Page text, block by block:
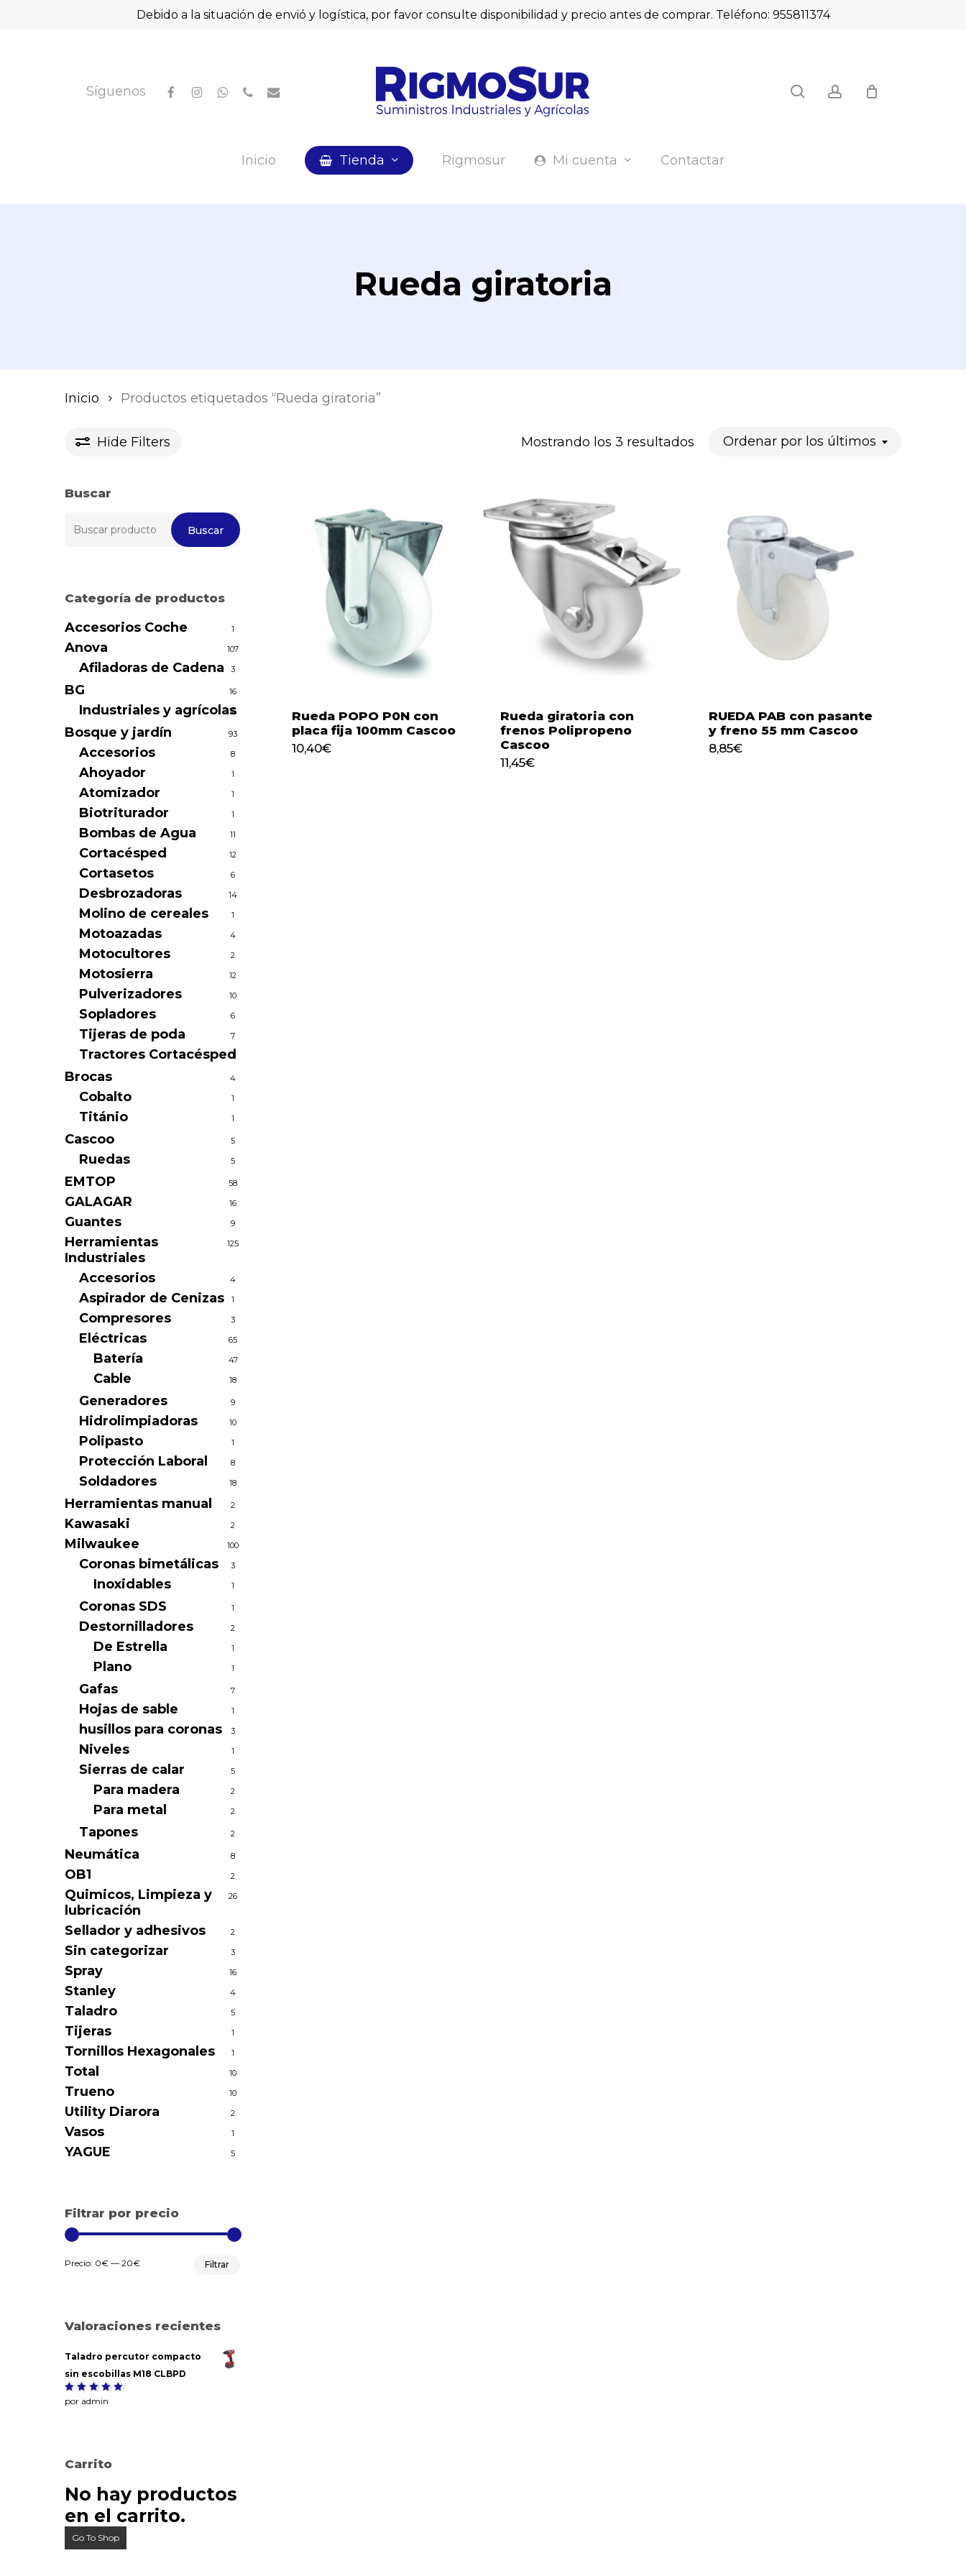
Debido a la situación de envió y logística, por favor consulte disponibilidad y precio antes de comprar. Teléfono: 955811374
Síguenos facebookinstagram
whatsapp
phoneemail
Inicio Tienda Rigmosur Mi cuenta Contactar
Rueda giratoria
Inicio Productos etiquetados “Rueda giratoria”
Hide Filters Mostrando los 3 resultados Ordenado
últimos
Ordenar por los últimos
Buscar
por:
Buscar
Categoría de productos
Accesorios Coche 1
Anova 107
Afiladoras de Cadena 3
BG 16
Industriales y agrícolas
16
Bosque y jardín 93
Accesorios 8
Ahoyador 1
Atomizador 1
Biotriturador 1
Bombas de Agua 11
Cortacésped 12
Cortasetos 6
Desbrozadoras 14
Molino de cereales 1
Motoazadas 4
Motocultores 2
Motosierra 12
Pulverizadores 10
Sopladores 6
Tijeras de poda 7
Tractores Cortacésped1
Brocas 4
Cobalto 1
Titánio 1
Cascoo 5
Ruedas 5
EMTOP 58
GALAGAR 16
Guantes 9
Herramientas
Industriales
125
Accesorios 4
Aspirador de Cenizas 1
Compresores 3
Eléctricas 65
Batería 47
Cable 18
Generadores 9
Hidrolimpiadoras 10
Polipasto 1
Protección Laboral 8
Soldadores 18
Herramientas manual 2
Kawasaki 2
Milwaukee 100
Coronas bimetálicas 3
Inoxidables 1
Coronas SDS 1
Destornilladores 2
De Estrella 1
Plano 1
Gafas 7
Hojas de sable 1
husillos para coronas 3
Niveles 1
Sierras de calar 5
Para madera 2
Para metal 2
Tapones 2
Neumática 8
OB1 2
Quimicos, Limpieza y
lubricación
26
Sellador y adhesivos 2
Sin categorizar 3
Spray 16
Stanley 4
Taladro 5
Tijeras 1
Tornillos Hexagonales 1
Total 10
Trueno 10
Utility Diarora 2
Vasos 1
YAGUE 5
Filtrar por precio
Filtrar
Precio: 0€ — 20€
Valoraciones recientes
Taladro percutor compacto
sin escobillas M18 CLBPD
Valorado
con
por admin
Carrito
No hay productos
en el carrito.
Go To Shop
Rueda POPO P0N con
placa fija 100mm Cascoo
10,40€
Rueda giratoria con
frenos Polipropeno
Cascoo
11,45€
11,45€
RUEDA PAB con pasante
y freno 55 mm Cascoo
8,85€